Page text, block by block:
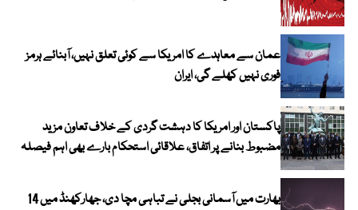
عمان سے معاہدے کا امریکا سے کوئی تعلق نہیں، آبنائے ہرمز
فوری نہیں کھلے گی، ایران
پاکستان اور امریکا کا دہشت گردی کے خلاف تعاون مزید
مضبوط بنانے پر اتفاق، علاقائی استحکام بارے بھی اہم فیصلہ
بھارت میں آسمانی بجلی نے تباہی مچا دی، جھارکھنڈ میں 14